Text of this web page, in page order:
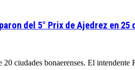
del 5° Prix de Ajedrez en 25
ciudades bonaerenses. El intendente